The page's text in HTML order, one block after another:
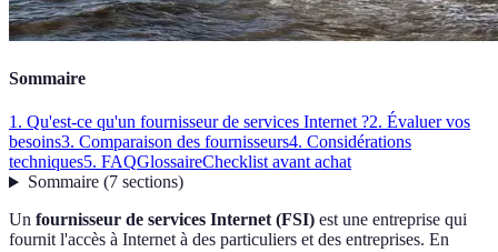
Sommaire
1. Qu'est-ce qu'un fournisseur de services Internet ?2. Évaluer vos
besoins3. Comparaison des fournisseurs4. Considérations
techniques5. FAQGlossaireChecklist avant achat
Sommaire(7 sections)
Un fournisseur de services Internet (FSI) est une entreprise qui
fournit l'accès à Internet à des particuliers et des entreprises. En